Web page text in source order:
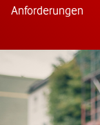
Anforderungen